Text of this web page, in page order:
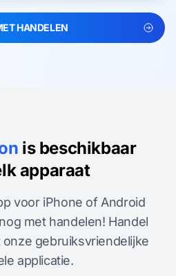
HANDELEN
is beschikbaar
apparaat
voor iPhone of Android
met handelen! Handel
onze gebruiksvriendelijke
applicatie.